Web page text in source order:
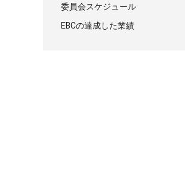
委員会スケジュール
EBCの達成した業績